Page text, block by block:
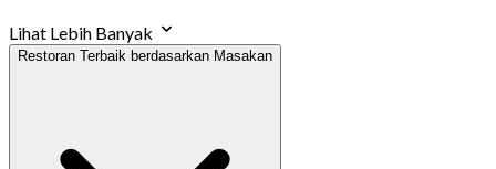
Lihat Lebih Banyak
Restoran Terbaik berdasarkan Masakan